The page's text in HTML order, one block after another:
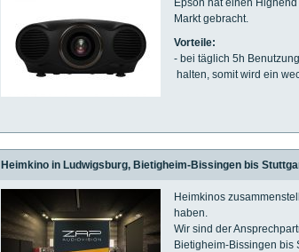
Epson hat einen
Markt gebracht.
Vorteile:
- bei täglich 5h
halten, somit wird ein
Heimkino in Ludwigsburg, Bietigheim-Bissingen bis
Heimkinos
haben.
Wir sind der
Bietigheim-Bissingen bis